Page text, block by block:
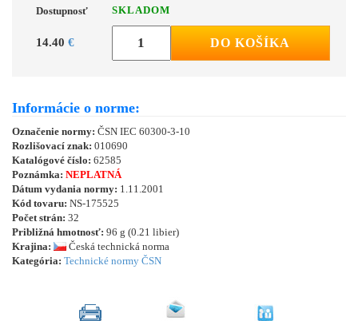
Dostupnosť SKLADOM
14.40 € DO KOŠÍKA
Informácie o norme:
Označenie normy: ČSN IEC 60300-3-10
Rozlišovací znak: 010690
Katalógové číslo: 62585
Poznámka: NEPLATNÁ
Dátum vydania normy: 1.11.2001
Kód tovaru: NS-175525
Počet strán: 32
Približná hmotnosť: 96 g (0.21 libier)
Krajina:
Česká technická norma
Kategória: Technické normy ČSN